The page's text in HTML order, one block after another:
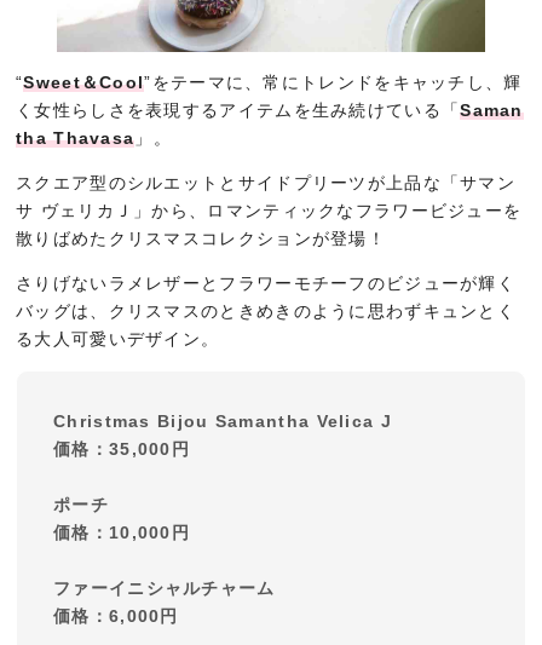
“Sweet＆Cool”をテーマに、常にトレンドをキャッチし、輝
く女性らしさを表現するアイテムを生み続けている「Saman
tha Thavasa 」。
スクエア型のシルエットとサイドプリーツが上品な「サマン
サ ヴェリカＪ」から、ロマンティックなフラワービジューを
散りばめたクリスマスコレクションが登場！
さりげないラメレザーとフラワーモチーフのビジューが輝く
バッグは、クリスマスのときめきのように思わずキュンとく
る大人可愛いデザイン。
Christmas Bijou Samantha Velica J
価格：35,000円
ポーチ
価格：10,000円
ファーイニシャルチャーム
価格：6,000円